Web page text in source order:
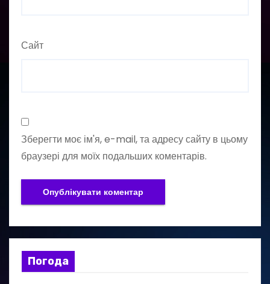
Сайт
Зберегти моє ім'я, e-mail, та адресу сайту в цьому
браузері для моїх подальших коментарів.
Погода